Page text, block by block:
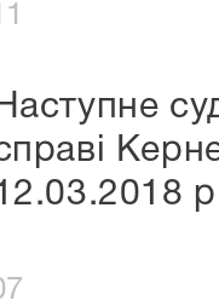
Наступне